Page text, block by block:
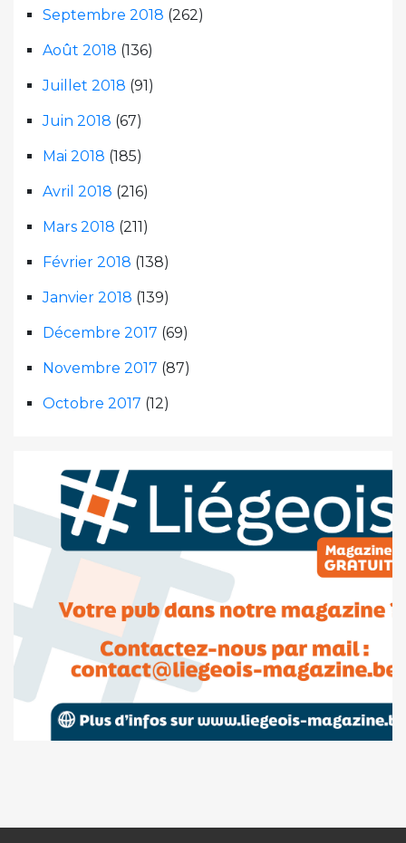
Septembre 2018 (262)
Août 2018 (136)
Juillet 2018 (91)
Juin 2018 (67)
Mai 2018 (185)
Avril 2018 (216)
Mars 2018 (211)
Février 2018 (138)
Janvier 2018 (139)
Décembre 2017 (69)
Novembre 2017 (87)
Octobre 2017 (12)